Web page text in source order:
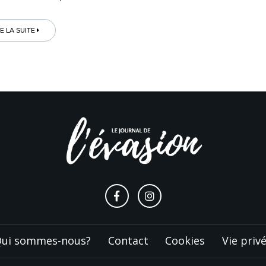
LA SUITE
sommes-nous? Contact Cookies Vie